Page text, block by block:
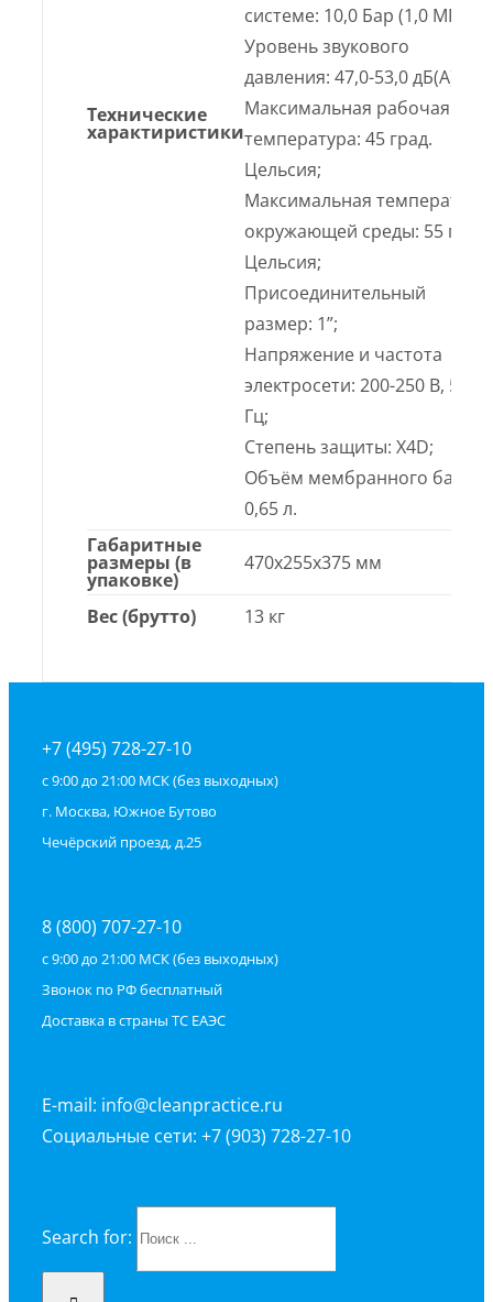
Технические
характиристики
системе: 10,0 Бар (1,0 МПа);
Уровень звукового
давления: 47,0-53,0 дБ(А);
Максимальная рабочая
температура: 45 град.
Цельсия;
Максимальная температура
окружающей среды: 55 град.
Цельсия;
Присоединительный
размер: 1”;
Напряжение и частота
электросети: 200-250 В, 50
Гц;
Степень защиты: X4D;
Объём мембранного бака:
0,65 л.
Габаритные
размеры (в
упаковке)
470х255х375 мм
Вес (брутто) 13 кг
+7 (495) 728-27-10
с 9:00 до 21:00 МСК (без выходных)
г. Москва, Южное Бутово
Чечёрский проезд, д.25
8 (800) 707-27-10
с 9:00 до 21:00 МСК (без выходных)
Звонок по РФ бесплатный
Доставка в страны ТС ЕАЭС
E-mail: info@cleanpractice.ru
Социальные сети: +7 (903) 728-27-10
Search for: